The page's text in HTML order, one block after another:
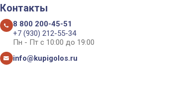
Контакты
8 800 200-45-51
+7 (930) 212-55-34
Пн - Пт с 10:00 до 19:00
info@kupigolos.ru